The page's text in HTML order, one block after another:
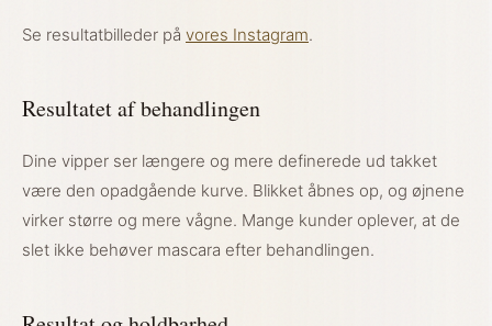
Se resultatbilleder på vores Instagram.
Resultatet af behandlingen
Dine vipper ser længere og mere definerede ud takket
være den opadgående kurve. Blikket åbnes op, og øjnene
virker større og mere vågne. Mange kunder oplever, at de
slet ikke behøver mascara efter behandlingen.